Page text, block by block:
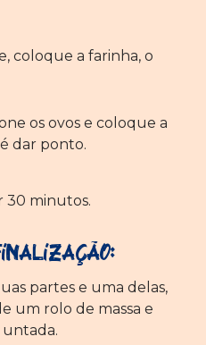
coloque a farinha, o
os ovos e coloque a
dar ponto.
30 minutos.
partes e uma delas,
um rolo de massa e
untada.